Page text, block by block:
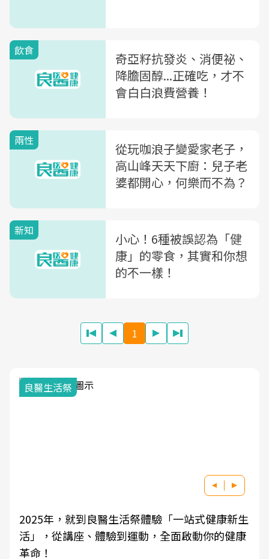
飲食
奇亞籽抗發炎、消便祕、
降膽固醇...正確吃，才不
會白白浪費營養！
兩性
從玩咖浪子變愛家老子，
高山峰天天下廚：兒子老
婆都開心，何樂而不為？
新知
小心！6種被誤認為「健
康」的零食，其實和你想
的不一樣！
1
新生
康
我與健康韌性的距離
良醫健康網從「換季的身體變化」出發，透過
學觀點與日常感受的對話，建立對亞健康的認
知，進而引導實際的改善行動。